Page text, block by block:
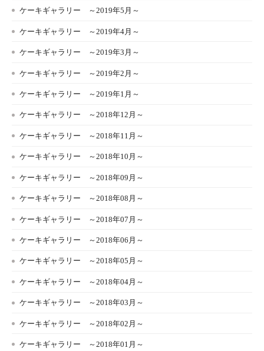
ケーキギャラリー ～2019年5月～
ケーキギャラリー ～2019年4月～
ケーキギャラリー ～2019年3月～
ケーキギャラリー ～2019年2月～
ケーキギャラリー ～2019年1月～
ケーキギャラリー ～2018年12月～
ケーキギャラリー ～2018年11月～
ケーキギャラリー ～2018年10月～
ケーキギャラリー ～2018年09月～
ケーキギャラリー ～2018年08月～
ケーキギャラリー ～2018年07月～
ケーキギャラリー ～2018年06月～
ケーキギャラリー ～2018年05月～
ケーキギャラリー ～2018年04月～
ケーキギャラリー ～2018年03月～
ケーキギャラリー ～2018年02月～
ケーキギャラリー ～2018年01月～